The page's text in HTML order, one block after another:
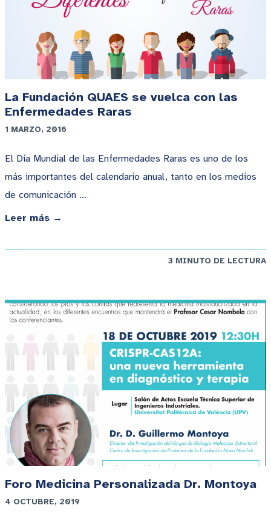
La Fundación QUAES se vuelca con las
Enfermedades Raras
1 MARZO, 2016
El Día Mundial de las Enfermedades Raras es uno de los
más importantes del calendario anual, tanto en los medios
de comunicación …
Leer más →
3 MINUTO DE LECTURA
Foro Medicina Personalizada Dr. Montoya
4 OCTUBRE, 2019